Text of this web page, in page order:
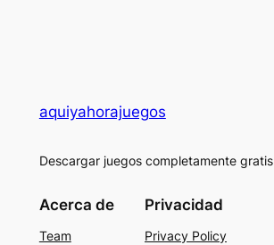
aquiyahorajuegos
Descargar juegos completamente gratis
Acerca de
Team
Privacidad
Privacy Policy